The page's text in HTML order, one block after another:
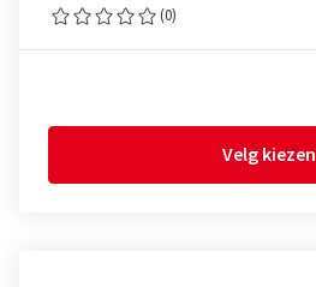
(0)
Velg kiezen